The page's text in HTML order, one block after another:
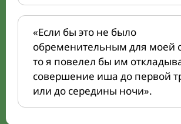
«Если бы это не было
обременительным для моей
то я повелел бы им
совершение иша до первой
или до середины ночи».